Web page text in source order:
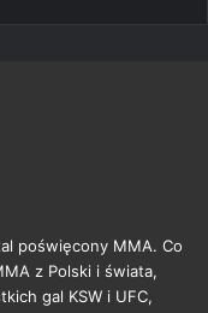
poświęcony MMA. Co
z Polski i świata,
gal KSW i UFC,